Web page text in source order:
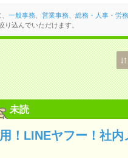
一般事務、 営業事務、 総務・人事・労務
り込んでいただけます。
未読
！LINEヤフー！社